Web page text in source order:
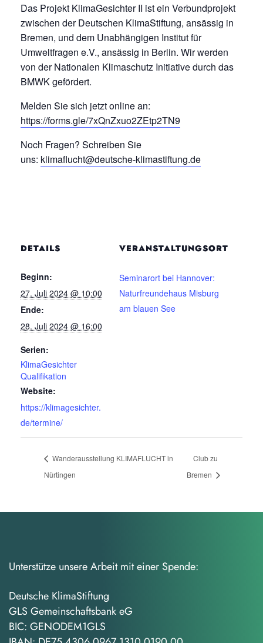
Das Projekt KlimaGesichter II ist ein Verbundprojekt
zwischen der Deutschen KlimaStiftung, ansässig in
Bremen, und dem Unabhängigen Institut für
Umweltfragen e.V., ansässig in Berlin. Wir werden
von der Nationalen Klimaschutz Initiative durch das
BMWK gefördert.
Melden Sie sich jetzt online an:
https://forms.gle/7xQnZxuo2ZEtp2TN9
Noch Fragen? Schreiben Sie
uns: klimaflucht@deutsche-klimastiftung.de
DETAILS
Beginn:
27. Juli 2024 @ 10:00
Ende:
28. Juli 2024 @ 16:00
Serien:
KlimaGesichter
Qualifikation
Website:
https://klimagesichter.
de/termine/
VERANSTALTUNGSORT
Seminarort bei Hannover:
Naturfreundehaus Misburg
am blauen See
Wanderausstellung KLIMAFLUCHT in
Nürtingen
Club zu
Bremen
Unterstütze unsere Arbeit mit einer Spende:
Deutsche KlimaStiftung
GLS Gemeinschaftsbank eG
BIC: GENODEM1GLS